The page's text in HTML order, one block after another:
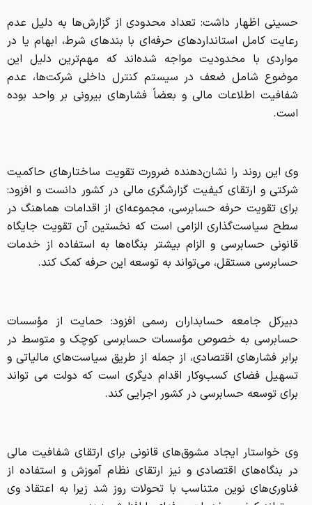
وی این روند را نشان‌دهنده ضرورت تقویت ساختارهای حاکمیت
شرکتی و ارتقای کیفیت گزارشگری مالی در کشور دانست و افزود:
برای تقویت حرفه حسابرسی، مجموعه‌ای از اقدامات هماهنگ در
سطح سیاست‌گذاری الزامی است که نخستین آن تقویت جایگاه
دبیرکل جامعه حسابداران رسمی افزود: حمایت از مؤسسات
حسابرسی به خصوص مؤسسات حسابرسی کوچک و متوسط در
برابر فشارهای اقتصادی، از جمله از طریق سیاست‌های مالیاتی و
تسهیل فضای کسب‌وکار اقدام دیگری است که دولت می تواند
وی خواستار ایجاد مشوق‌های قانونی برای ارتقای شفافیت مالی
در بنگاه‌های اقتصادی و نیز ارتقای نظام آموزش و استفاده از
فناوری‌های نوین متناسب با تحولات روز شد زیرا به اعتقاد وی
می‌تواند کیفیت خدمات حرفه‌ای را افزایش دهد.
حسینی خاطر نشان کرد: تقویت استقلال حرفه‌ای حسابرسان و
پرهیز از مداخلات غیرتخصصی، از مهم‌ترین پیش‌نیازهای پایداری
این حرفه محسوب می‌شود.